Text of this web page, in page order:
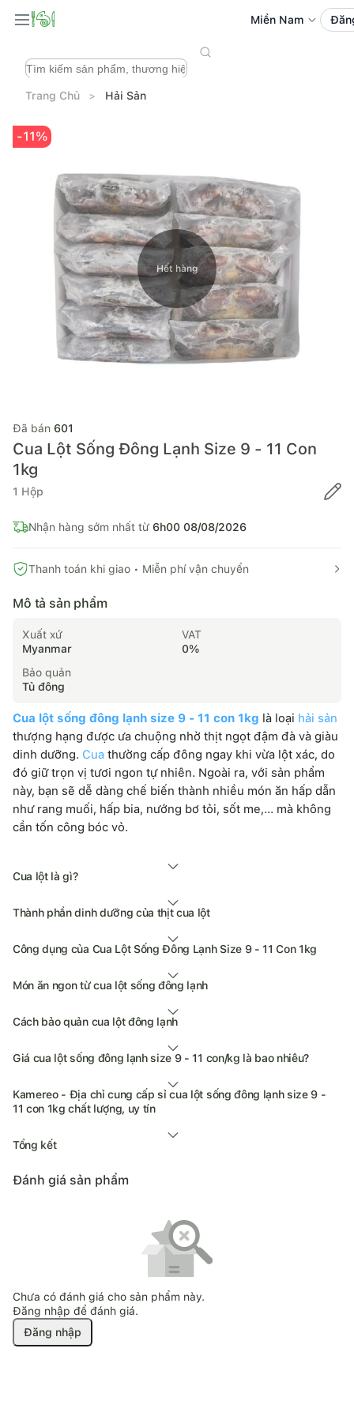
Miền Nam
Trang Chủ Hải Sản
Hết hàng
-11%
Đã bán 601
Cua Lột Sống Đông Lạnh Size 9 - 11 Con
1kg
1 Hộp
Nhận hàng sớm nhất từ 6h00 08/08/2026
Thanh toán khi giao • Miễn phí vận chuyển
Mô tả sản phẩm
Xuất xứ
Myanmar
VAT
0%
Bảo quản
Tủ đông
Cua lột sống đông lạnh size 9 - 11 con 1kg là loại hải sản
thượng hạng được ưa chuộng nhờ thịt ngọt đậm đà và giàu
dinh dưỡng. Cua thường cấp đông ngay khi vừa lột xác, do
đó giữ trọn vị tươi ngon tự nhiên. Ngoài ra, với sản phẩm
này, bạn sẽ dễ dàng chế biến thành nhiều món ăn hấp dẫn
như rang muối, hấp bia, nướng bơ tỏi, sốt me,... mà không
cần tốn công bóc vỏ.
Cua lột là gì?
Thành phần dinh dưỡng của thịt cua lột
Công dụng của Cua Lột Sống Đông Lạnh Size 9 - 11 Con 1kg
Món ăn ngon từ cua lột sống đông lạnh
Cách bảo quản cua lột đông lạnh
Giá cua lột sống đông lạnh size 9 - 11 con/kg là bao nhiêu?
Kamereo - Địa chỉ cung cấp sỉ cua lột sống đông lạnh size 9 -
11 con 1kg chất lượng, uy tín
Tổng kết
Đánh giá sản phẩm
Chưa có đánh giá cho sản phẩm này.
Đăng nhập để đánh giá.
Đăng nhập